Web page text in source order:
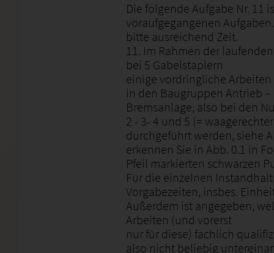
Die folgende Aufgabe Nr. 11
voraufgegangenen
bitte ausreichend Zeit.
11. Im Rahmen der
bei 5 Gabelstaplern
einige vordringliche Arbeiten
in den Baugruppen Antrieb
Bremsanlage, also bei den
2 - 3- 4 und 5 (=
durchgeführt werden, siehe
erkennen Sie in Abb. 0.1 in
Pfeil markierten schwarzen
Für die einzelnen
Vorgabezeiten, insbes.
Außerdem ist angegeben,
Arbeiten (und vorerst
nur für diese) fachlich
also nicht beliebig